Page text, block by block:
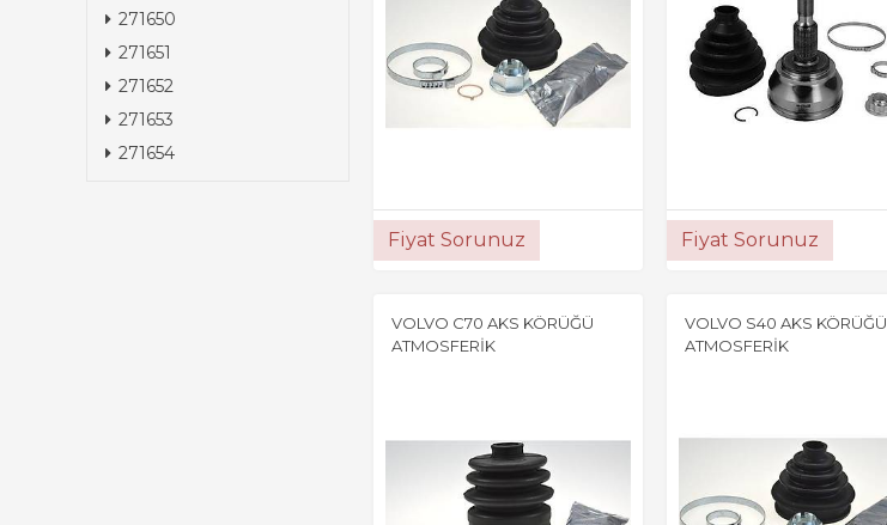
271650
271651
271652
271653
271654
Fiyat Sorunuz Fiyat Sorunuz
VOLVO C70 AKS KÖRÜĞÜ
ATMOSFERİK
VOLVO S40 AKS KÖRÜĞÜ
ATMOSFERİK